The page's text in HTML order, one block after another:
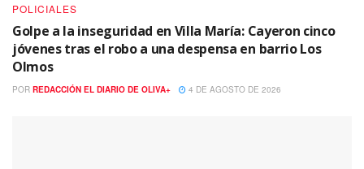
POLICIALES
Golpe a la inseguridad en Villa María: Cayeron cinco
jóvenes tras el robo a una despensa en barrio Los
Olmos
POR REDACCIÓN EL DIARIO DE OLIVA+ 4 DE AGOSTO DE 2026